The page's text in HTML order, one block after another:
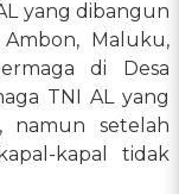
yang dibangun
Maluku,
di Desa
TNI AL yang
namun setelah
kapal tidak